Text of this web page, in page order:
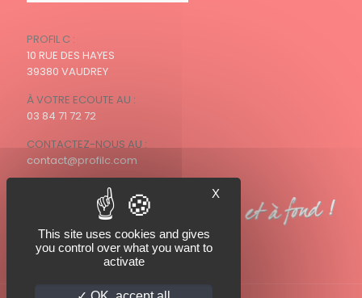
PROFIL C :
10 RUE DES HAYES
39380 VAUDREY
À VOTRE ECOUTE AU :
03 84 71 72 72
CONTACTEZ-NOUS AU :
contact@profilc.com
X
This site uses cookies and gives
you control over what you want to
activate